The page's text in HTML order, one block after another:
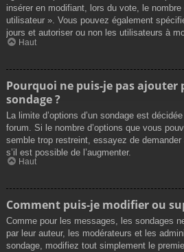
insérer en modifiant, lors du vote, le
utilisateur ». Vous pouvez également
jours et autoriser ou non les utilisateurs à
Haut
Pourquoi ne puis-je pas ajouter
sondage ?
La limite d’options d’un sondage est
forum. Si le nombre d’options que vous
semble trop restreint, essayez de
s’il est possible de l’augmenter.
Haut
Comment puis-je modifier ou
Comme pour les messages, les sondages
par leur auteur, les modérateurs et les
sondage, modifiez tout simplement le